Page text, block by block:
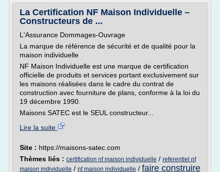
La Certification NF Maison Individuelle –
Constructeurs de ...
L'Assurance Dommages-Ouvrage
La marque de référence de sécurité et de qualité pour la
maison individuelle
NF Maison Individuelle est une marque de certification
officielle de produits et services portant exclusivement sur
les maisons réalisées dans le cadre du contrat de
construction avec fourniture de plans, conforme à la loi du
19 décembre 1990.
Maisons SATEC est le SEUL constructeur...
Lire la suite
Site : https://maisons-satec.com
Thèmes liés : certification nf maison individuelle / referentiel nf
maison individuelle / nf maison individuelle / faire construire